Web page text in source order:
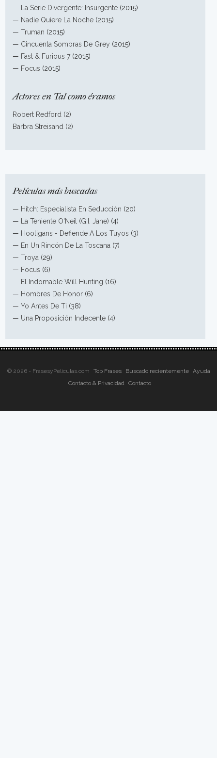
—
La Serie Divergente: Insurgente (2015)
— Nadie Quiere La Noche (2015)
—Truman (2015)
— Cincuenta Sombras De Grey (2015)
— Fast & Furious 7 (2015)
— Focus (2015)
Actores en Tal como éramos
Robert Redford (2)
Barbra Streisand (2)
Películas más buscadas
— Hitch: Especialista En Seducción (20)
—
La Teniente O'Neil (G.I. Jane) (4)
— Hooligans - Defiende A Los Tuyos (3)
— En Un Rincón De La Toscana (7)
—Troya (29)
— Focus (6)
— El Indomable Will Hunting (16)
— Hombres De Honor (6)
—Yo Antes De Ti (38)
— Una Proposición Indecente (4)
© 2026 - FrasesyPeliculas.com Top Frases Buscado recientemente
Ayuda
Contacto & Privacidad
Contacto